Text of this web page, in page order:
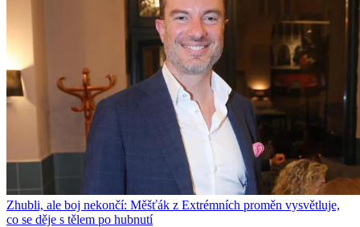
Zhubli, ale boj nekončí: Měšťák z Extrémních proměn vysvětluje,
co se děje s tělem po hubnutí